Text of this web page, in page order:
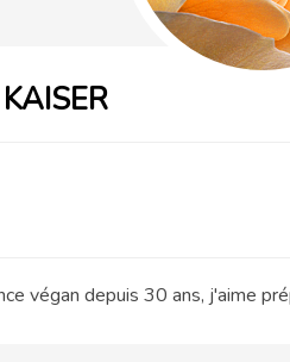
végan depuis 30 ans, j'aime